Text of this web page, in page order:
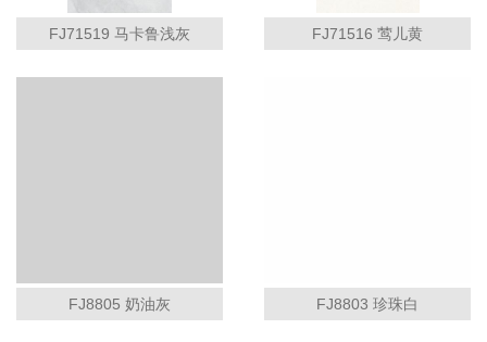
FJ71519 马卡鲁浅灰 FJ71516 莺儿黄
FJ8805 奶油灰 FJ8803 珍珠白